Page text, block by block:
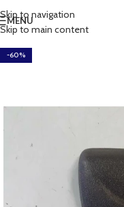
Skip to navigation
Skip to main content
MENU
-60%